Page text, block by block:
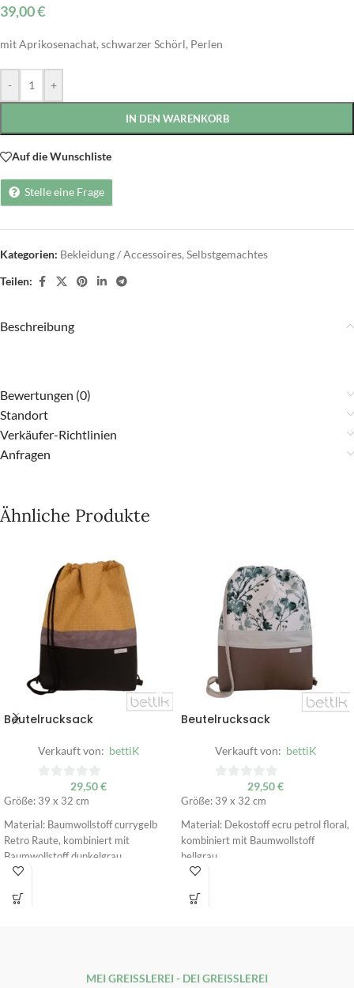
von
39,00€
mit Aprikosenachat, schwarzer Schörl, Perlen
- +
IN DEN WARENKORB
Auf die Wunschliste
Stelle eine Frage
Kategorien: Bekleidung / Accessoires, Selbstgemachtes
Teilen:
Beschreibung
Bewertungen (0)
Standort
Verkäufer-Richtlinien
Anfragen
Ähnliche Produkte
Beutelrucksack
Verkauft von: bettiK
von
5
29,50€
Größe: 39 x 32 cm
Material: Baumwollstoff currygelb
Retro Raute, kombiniert mit
Baumwollstoff dunkelgrau
Beutelrucksack
Verkauft von: bettiK
von
5
29,50€
Größe: 39 x 32 cm
Material: Dekostoff ecru petrol floral,
kombiniert mit Baumwollstoff
hellgrau
MEI GREISSLEREI - DEI GREISSLEREI